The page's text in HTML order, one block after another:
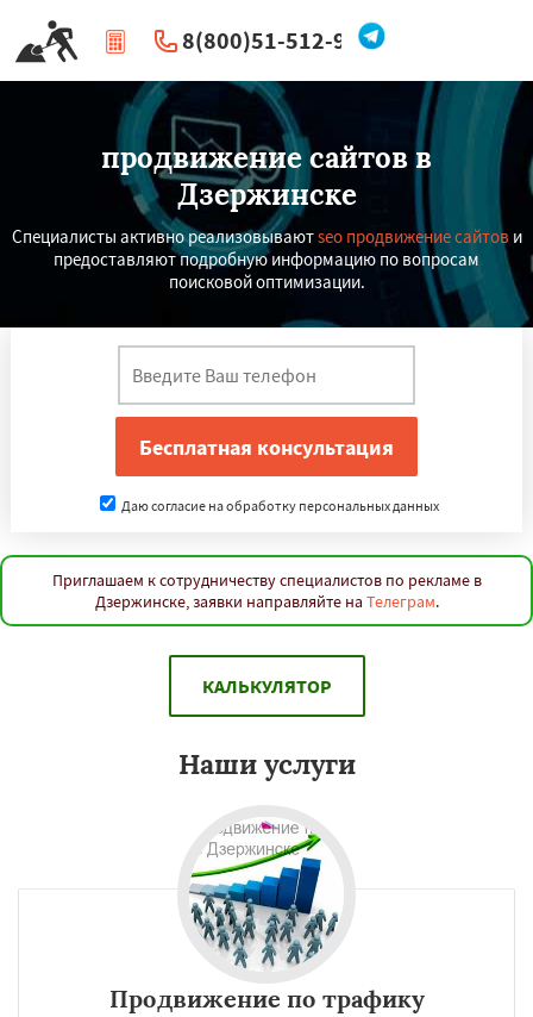
8(800)51-512-96
| Перезвоните мне
продвижение сайтов в
Дзержинске
Специалисты активно реализовываютseo продвижение сайтов и
предоставляют подробную информацию по вопросам
поисковой оптимизации.
Даю согласие на обработку персональных данных
Приглашаем к сотрудничеству специалистов по рекламе в
Дзержинске, заявки направляйте на Телеграм.
КАЛЬКУЛЯТОР
Наши услуги
Продвижение по трафику